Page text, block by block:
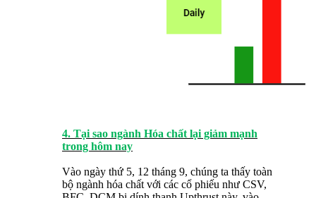
4. Tại sao ngành Hóa chất lại giảm mạnh
trong hôm nay
Vào ngày thứ 5, 12 tháng 9, chúng ta thấy toàn
bộ ngành hóa chất với các cổ phiếu như CSV,